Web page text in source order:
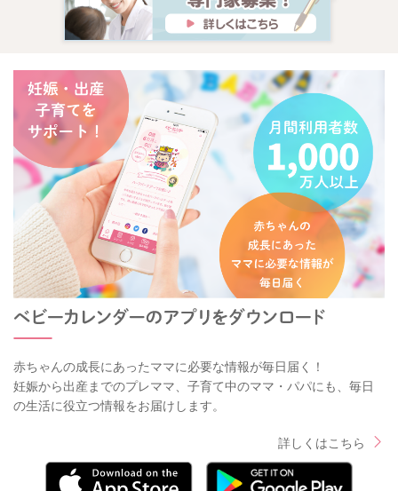
赤ちゃんの成長にあったママに必要な情報が毎日届く！
妊娠から出産までのプレママ、子育て中のママ・パパにも、毎日
の生活に役立つ情報をお届けします。
詳しくはこちら